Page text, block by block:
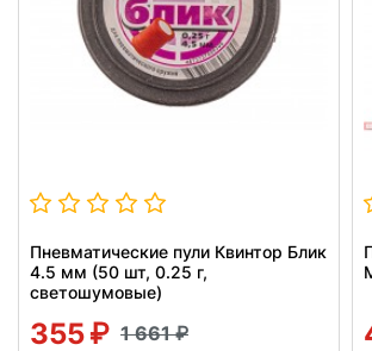
Пневматические пули Квинтор Блик
4.5 мм (50 шт, 0.25 г,
светошумовые)
355 1 661